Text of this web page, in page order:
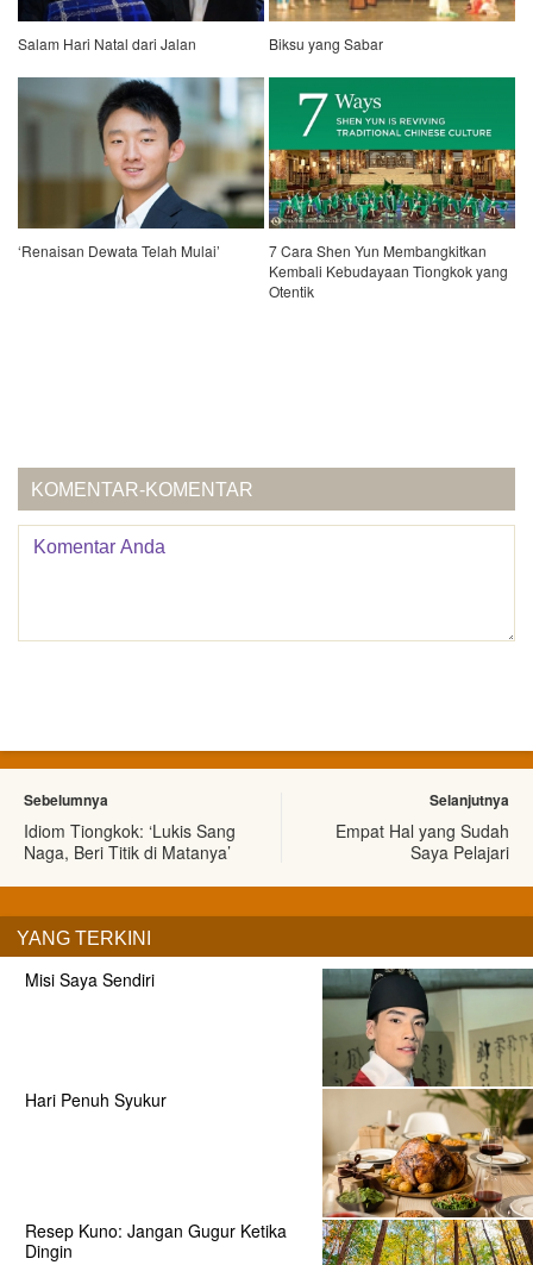
Salam Hari Natal dari Jalan Biksu yang Sabar
‘Renaisan Dewata Telah Mulai’
7 Cara Shen Yun Membangkitkan
Kembali Kebudayaan Tiongkok yang
Otentik
KOMENTAR-KOMENTAR
Sebelumnya
Idiom Tiongkok: ‘Lukis Sang
Naga, Beri Titik di Matanya’
Selanjutnya
Empat Hal yang Sudah
Saya Pelajari
YANG TERKINI
Misi Saya Sendiri
Hari Penuh Syukur
Resep Kuno: Jangan Gugur Ketika
Dingin